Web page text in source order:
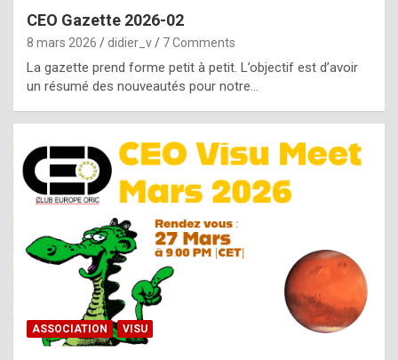
g
e
n
u
i
n
e
R
o
CEO Gazette 2026-02
8 mars 2026 didier_v 7 Comments
La gazette prend forme petit à petit. L’objectif est d’avoir
un résumé des nouveautés pour notre…
ASSOCIATION VISU